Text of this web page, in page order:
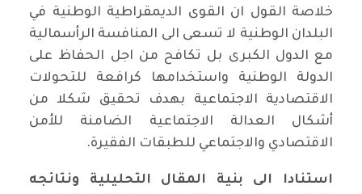
خلاصة القول ان القوى الديمقراطية الوطنية في
البلدان الوطنية لا تسعى الى المنافسة الرأسمالية
مع الدول الكبرى بل تكافح من اجل الحفاظ على
الدولة الوطنية واستخدامها كرافعة للتحولات
الاقتصادية الاجتماعية بهدف تحقيق شكلا من
أشكال العدالة الاجتماعية الضامنة للأمن
الاقتصادي والاجتماعي للطبقات الفقيرة.
استنادا الى بنية المقال التحليلية ونتائجه